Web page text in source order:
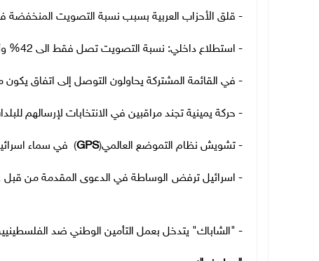
- قلق الأحزاب العربية بسبب نسبة التصويت المنخفضة
- استطلاع داخلي: نسبة التصويت تصل فقط الى 42% وأحزاب عربية لا تجتاز نسبة الحسم
- في القائمة المشتركة يحاولون التوصل إلى اتفاق يكون
- حركة يمينية تجند مراقبين في الانتخابات لإرسالهم
- تشويش نظام التموضع العالمي(
GPS
) في سماء
- اسرائيل ترفض الوساطة في الدعوى المقدمة من قبل
- "الشاباك" يتدخل بعمل التأمين الوطني ضد